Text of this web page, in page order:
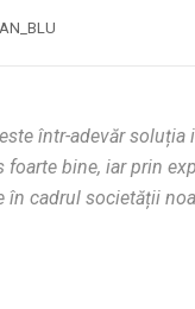
într-adevăr
foarte bine, iar prin
în cadrul societății